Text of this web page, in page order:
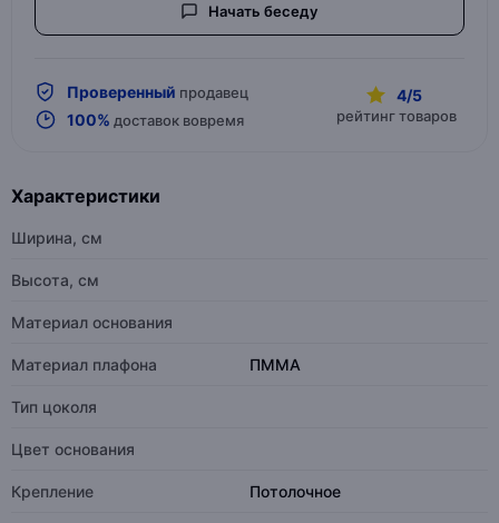
Начать беседу
Проверенный продавец
100% доставок вовремя
4/5
рейтинг товаров
Характеристики
Ширина, см
Высота, см
Материал основания
Материал плафона ПММА
Тип цоколя
Цвет основания
Крепление Потолочное